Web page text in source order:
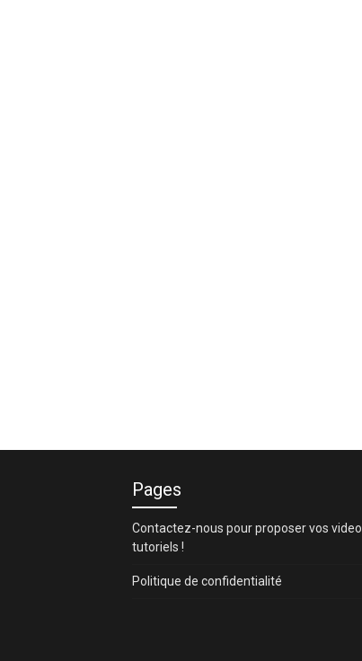
Pages
Contactez-nous pour proposer vos video
tutoriels !
Politique de confidentialité